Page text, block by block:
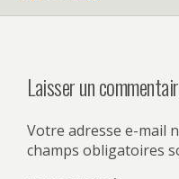
Laisser un
Votre adresse e-mail
champs obligatoires